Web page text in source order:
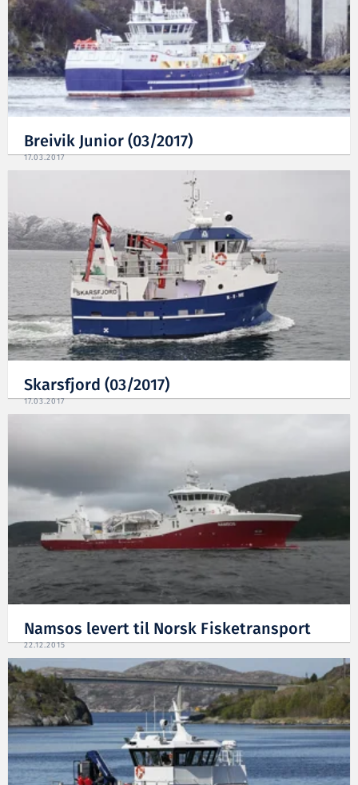
Breivik Junior (03/2017)
17.03.2017
Skarsfjord (03/2017)
17.03.2017
Namsos levert til Norsk Fisketransport
22.12.2015